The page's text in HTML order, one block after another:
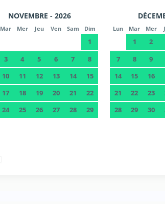
NOVEMBRE - 2026
Mar Mer Jeu Ven Sam Dim
1
3 4 5 6 7
8
10 11 12 13 14
15
17 18 19 20 21
22
24 25 26 27 28
29
Lun Mar Mer
1 2
7
8 9
14
15 16
21
22 23
28
29 30